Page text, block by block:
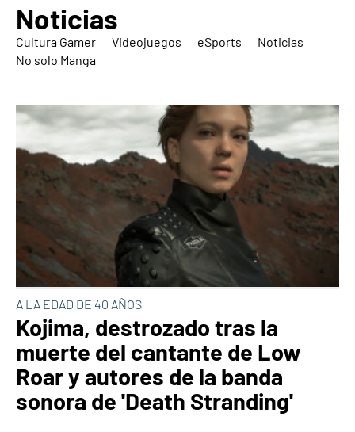
Noticias
Cultura Gamer Videojuegos eSports
Noticias
No solo Manga
A LA EDAD DE 40 AÑOS
Kojima, destrozado tras la
muerte del cantante de Low
Roar y autores de la banda
sonora de 'Death Stranding'